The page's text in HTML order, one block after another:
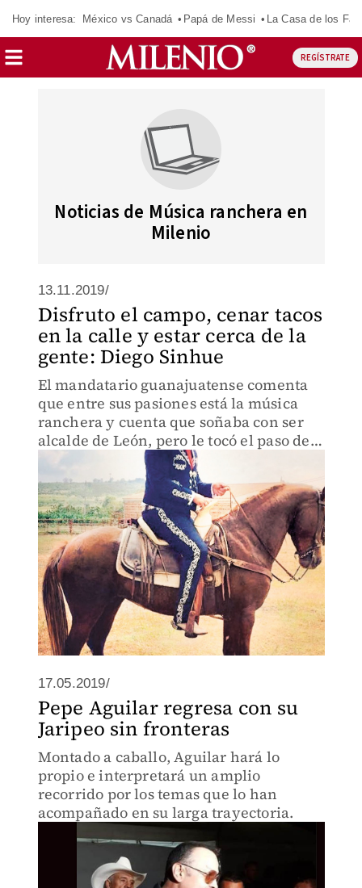
Hoy interesa: México vs Canadá Papá de Messi La Casa de los
REGÍSTRATE
Noticias de Música ranchera en
Milenio
13.11.2019/
Disfruto el campo, cenar tacos
en la calle y estar cerca de la
gente: Diego Sinhue
El mandatario guanajuatense comenta
que entre sus pasiones está la música
ranchera y cuenta que soñaba con ser
alcalde de León, pero le tocó el paso de
la muerte y quedó en la gubernatura.
17.05.2019/
Pepe Aguilar regresa con su
Jaripeo sin fronteras
Montado a caballo, Aguilar hará lo
propio e interpretará un amplio
recorrido por los temas que lo han
acompañado en su larga trayectoria.